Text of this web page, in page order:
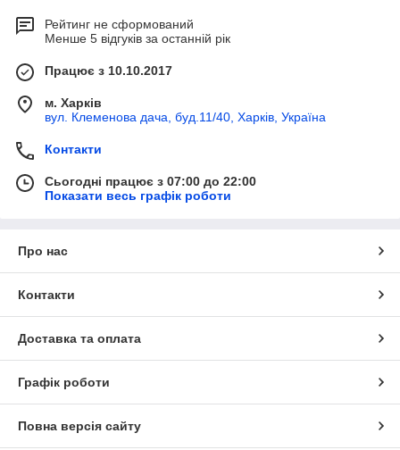
Рейтинг не сформований
Менше 5 відгуків за останній рік
Працює з 10.10.2017
м. Харків
вул. Клеменова дача, буд.11/40, Харків, Україна
Контакти
Сьогодні працює з 07:00 до 22:00
Показати весь графік роботи
Про нас
Контакти
Доставка та оплата
Графік роботи
Повна версія сайту